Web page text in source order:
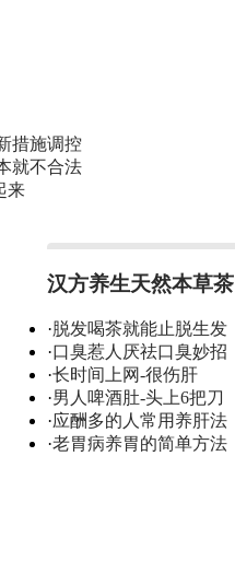
措施调控
就不合法
来
汉方养生天然本草茶
·脱发喝茶就能止脱生发
·口臭惹人厌祛口臭妙招
·长时间上网-很伤肝
·男人啤酒肚-头上6把刀
·应酬多的人常用养肝法
·老胃病养胃的简单方法